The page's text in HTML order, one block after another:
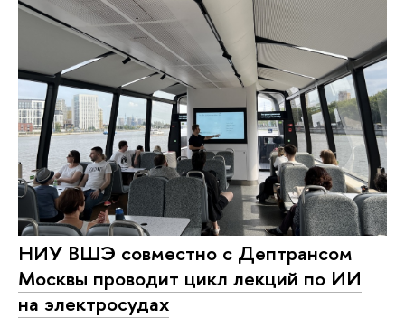
НИУ ВШЭ совместно с Дептрансом
Москвы проводит цикл лекций по ИИ
на электросудах